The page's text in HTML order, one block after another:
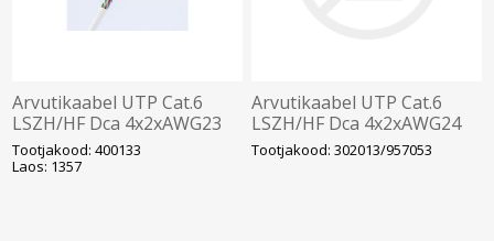
Arvutikaabel UTP Cat.6
LSZH/HF Dca 4x2xAWG23
K305, valge (400133)
Tootjakood: 400133
Laos: 1357
Arvutikaabel UTP Cat.6
LSZH/HF Dca 4x2xAWG24
K305, roheline (302013)
Tootjakood: 302013/957053